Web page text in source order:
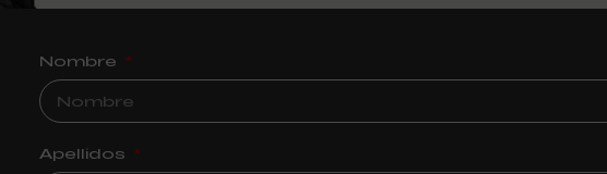
Nombre
Apellidos